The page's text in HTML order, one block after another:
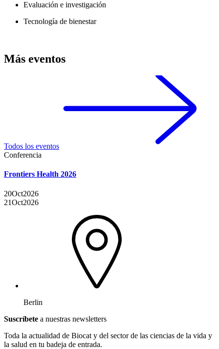
Evaluación e investigación
Tecnología de bienestar
Más eventos
Todos los eventos
Conferencia
Frontiers Health 2026
20Oct2026
21Oct2026
Berlin
Suscríbete a nuestras newsletters
Toda la actualidad de Biocat y del sector de las ciencias de la vida y
la salud en tu badeja de entrada.